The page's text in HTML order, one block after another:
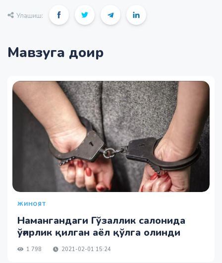
Улашиш:
Мавзуга доир
ЖИНОЯТ
Намангандаги Гўзаллик салонида
ўғирлик қилган аёл қўлга олинди
1 798 2021-02-01 15:24